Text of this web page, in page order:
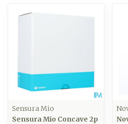
Sensura Mio
Sensura Mio Concave 2p